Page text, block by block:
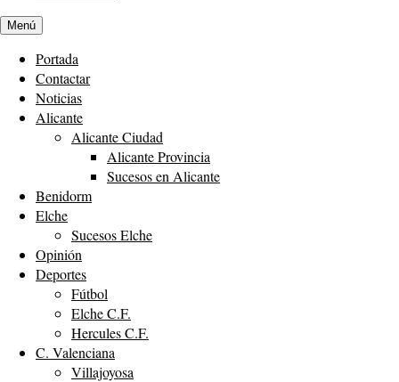
Menú
Portada
Contactar
Noticias
Alicante
Alicante Ciudad
Alicante Provincia
Sucesos en Alicante
Benidorm
Elche
Sucesos Elche
Opinión
Deportes
Fútbol
Elche C.F.
Hercules C.F.
C. Valenciana
Villajoyosa